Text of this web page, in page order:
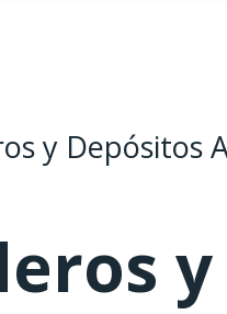
y Depósitos